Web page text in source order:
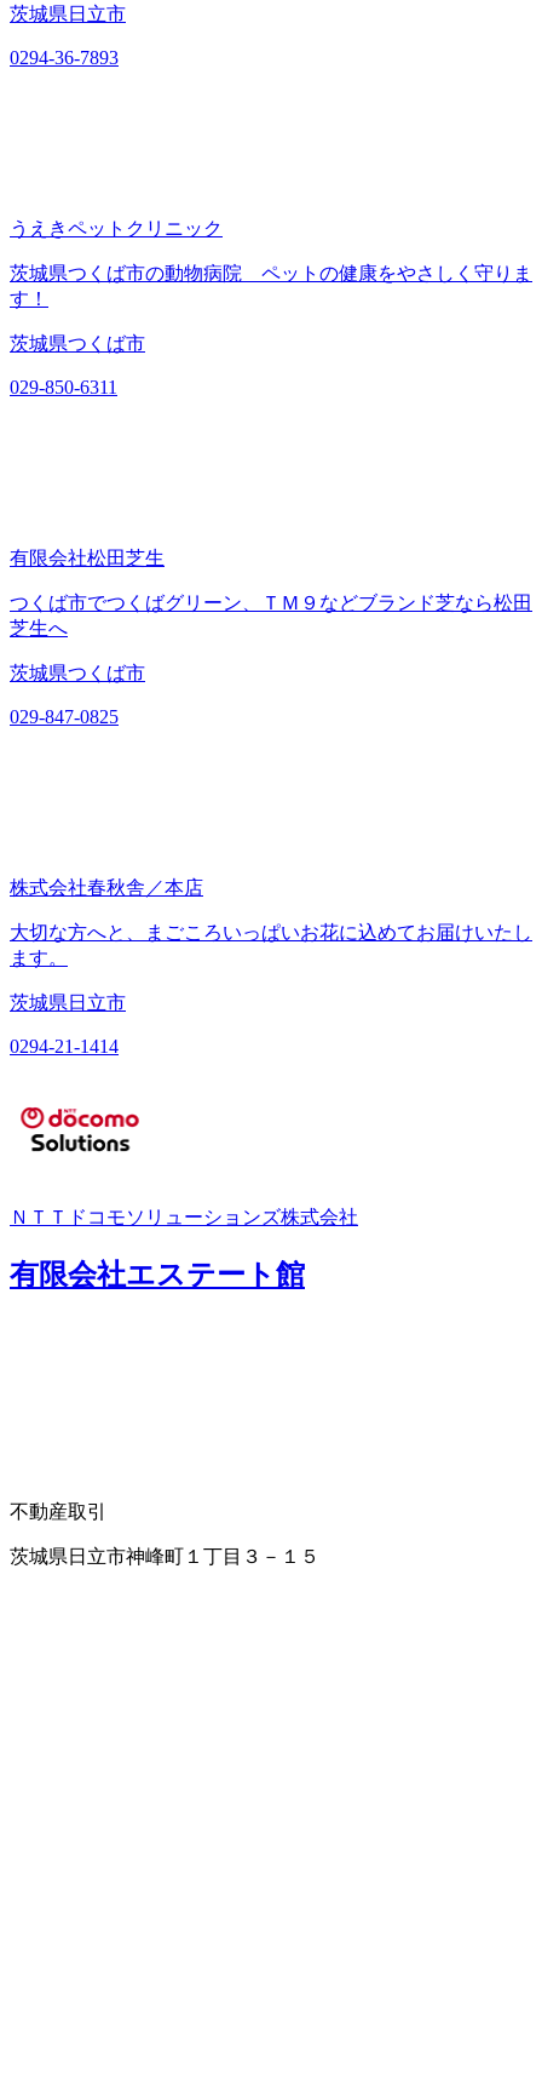
茨城県日立市
0294-36-7893
うえきペットクリニック
茨城県つくば市の動物病院 ペットの健康をやさしく守りま
す！
茨城県つくば市
029-850-6311
有限会社松田芝生
つくば市でつくばグリーン、ＴＭ９などブランド芝なら松田
芝生へ
茨城県つくば市
029-847-0825
株式会社春秋舎／本店
大切な方へと、まごころいっぱいお花に込めてお届けいたし
ます。
茨城県日立市
0294-21-1414
ＮＴＴドコモソリューションズ株式会社
有限会社エステート館
不動産取引
茨城県日立市神峰町１丁目３－１５